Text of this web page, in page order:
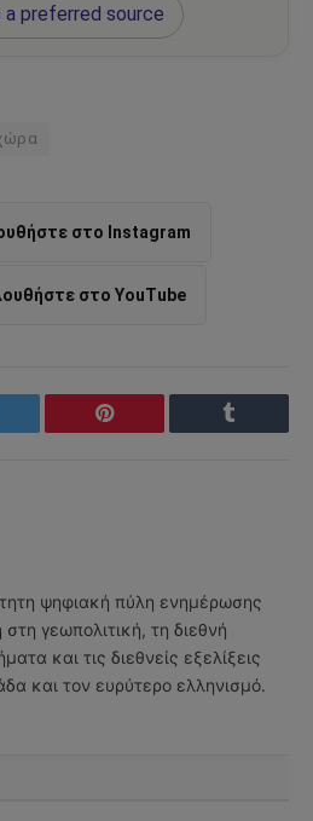
a preferred source
στο Instagram
στο YouTube
Pinterest Tumblr
ψηφιακή πύλη ενημέρωσης
γεωπολιτική, τη διεθνή
και τις διεθνείς εξελίξεις
και τον ευρύτερο ελληνισμό.